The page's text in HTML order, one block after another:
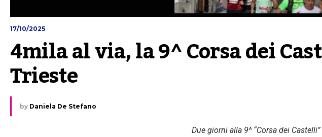
17/10/2025
4mila al via, la 9^ Corsa dei
Trieste
by Daniela De Stefano
Due giorni alla 9^ “Corsa dei